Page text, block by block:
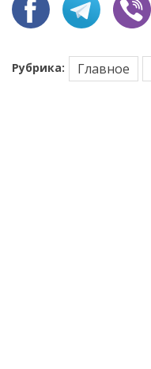
Рубрика: Главное